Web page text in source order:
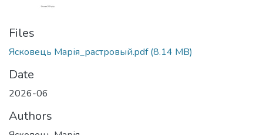
Files
Ясковець Марія_растровый.pdf(8.14 MB)
Date
2026-06
Authors